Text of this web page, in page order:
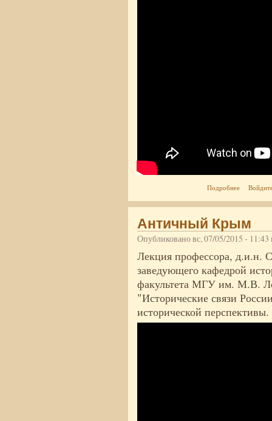
Подробнее о
Античный Крым
Опубликовано вс, 07/05/2015 - 11:43
Лекция профессора, д.и.н.
заведующего кафедрой
факультета МГУ им. М.В.
"Исторические связи
исторической перспективы.